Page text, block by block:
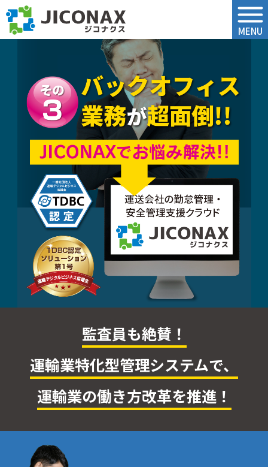
MENU
監査員も絶賛！
運輸業特化型管理システムで、
運輸業の働き方改革を推進！